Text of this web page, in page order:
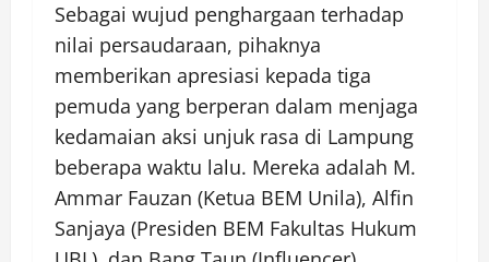
Sebagai wujud penghargaan terhadap
nilai persaudaraan, pihaknya
memberikan apresiasi kepada tiga
pemuda yang berperan dalam menjaga
kedamaian aksi unjuk rasa di Lampung
beberapa waktu lalu. Mereka adalah M.
Ammar Fauzan (Ketua BEM Unila), Alfin
Sanjaya (Presiden BEM Fakultas Hukum